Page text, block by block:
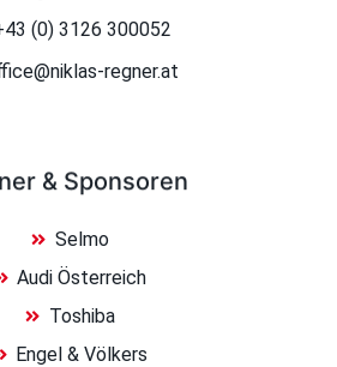
(0) 3126 300052
regner.at
& Sponsoren
Selmo
Audi Österreich
Toshiba
Engel & Völkers